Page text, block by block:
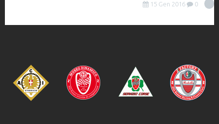
15 Gen 2016 0